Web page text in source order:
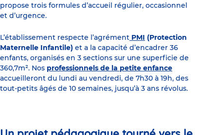
propose trois formules d’accueil régulier, occasionnel
et d’urgence.
L’établissement respecte l’agrément PMI (Protection
Maternelle Infantile) et a la capacité d’encadrer 36
enfants, organisés en 3 sections sur une superficie de
360,7m². Nos professionnels de la petite enfance
accueilleront du lundi au vendredi, de 7h30 à 19h, des
tout-petits âgés de 10 semaines, jusqu’à 3 ans révolus.